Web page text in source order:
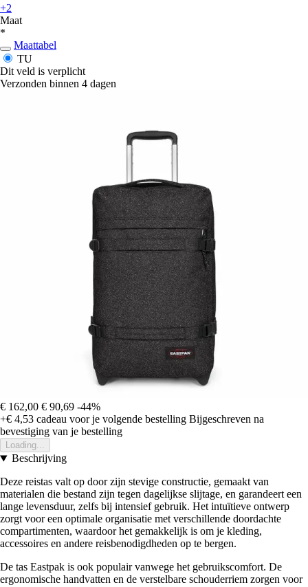
+2
Maat
*
Maattabel
TU
Dit veld is verplicht
Verzonden binnen 4 dagen
€ 162,00 € 90,69 -44%
+€ 4,53 cadeau voor je volgende bestelling Bijgeschreven na
bevestiging van je bestelling
Loading...
Beschrijving
Deze reistas valt op door zijn stevige constructie, gemaakt van
materialen die bestand zijn tegen dagelijkse slijtage, en garandeert een
lange levensduur, zelfs bij intensief gebruik. Het intuïtieve ontwerp
zorgt voor een optimale organisatie met verschillende doordachte
compartimenten, waardoor het gemakkelijk is om je kleding,
accessoires en andere reisbenodigdheden op te bergen.
De tas Eastpak is ook populair vanwege het gebruikscomfort. De
ergonomische handvatten en de verstelbare schouderriem zorgen voor